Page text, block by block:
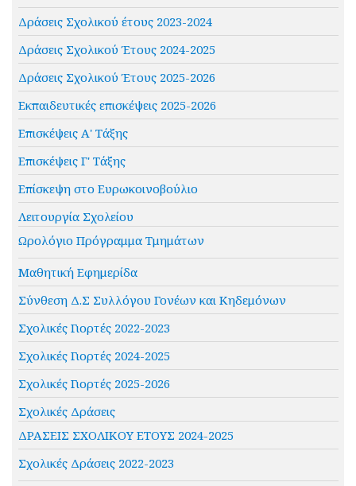
Δράσεις Σχολικού έτους 2023-2024
Δράσεις Σχολικού Έτους 2024-2025
Δράσεις Σχολικού Έτους 2025-2026
Εκπαιδευτικές επισκέψεις 2025-2026
Επισκέψεις Α' Τάξης
Επισκέψεις Γ' Τάξης
Επίσκεψη στο Ευρωκοινοβούλιο
Λειτουργία Σχολείου
Ωρολόγιο Πρόγραμμα Τμημάτων
Μαθητική Εφημερίδα
Σύνθεση Δ.Σ Συλλόγου Γονέων και Κηδεμόνων
Σχολικές Γιορτές 2022-2023
Σχολικές Γιορτές 2024-2025
Σχολικές Γιορτές 2025-2026
Σχολικές Δράσεις
ΔΡΑΣΕΙΣ ΣΧΟΛΙΚΟΥ ΕΤΟΥΣ 2024-2025
Σχολικές Δράσεις 2022-2023